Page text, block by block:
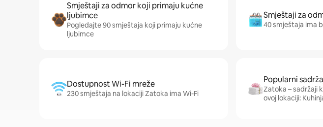
Smještaji za odmor koji primaju kućne
ljubimce
Pogledajte 90 smještaja koji primaju kućne
ljubimce
Smještaji za
40 smještaja ima
Dostupnost Wi-Fi mreže
230 smještaja na lokaciji Zatoka ima Wi-Fi
Popularni
Zatoka – sadržaji
ovoj lokaciji: